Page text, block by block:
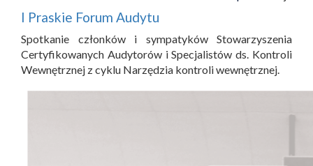
I Praskie Forum Audytu
Spotkanie członków i sympatyków Stowarzyszenia
Certyfikowanych Audytorów i Specjalistów ds. Kontroli
Wewnętrznej z cyklu Narzędzia kontroli wewnętrznej.